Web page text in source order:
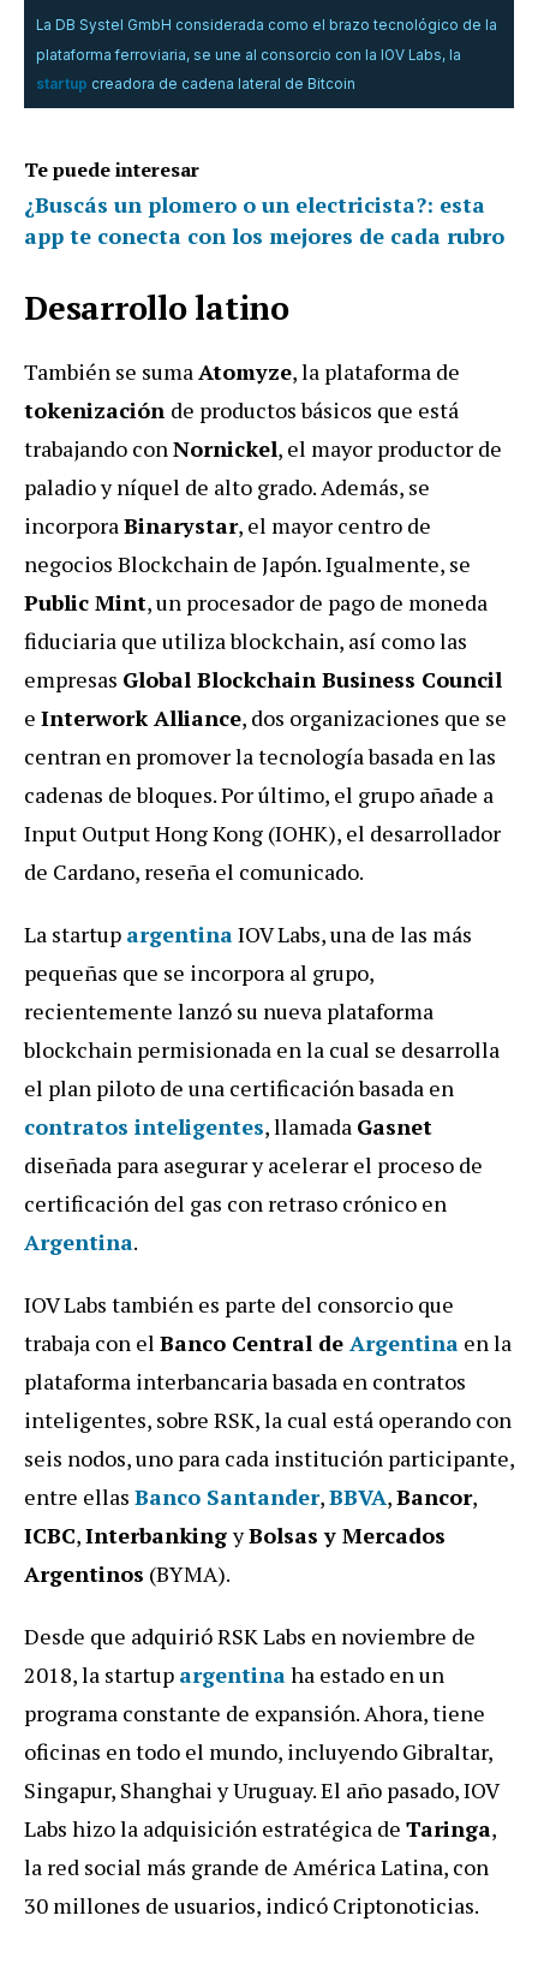
La DB Systel GmbH considerada como el brazo tecnológico de la
plataforma ferroviaria, se une al consorcio con la IOV Labs, la
startup creadora de cadena lateral de Bitcoin
Te puede interesar
¿Buscás un plomero o un electricista?: esta
app te conecta con los mejores de cada rubro
Desarrollo latino
También se sumaAtomyze, la plataforma de
tokenización de productos básicos que está
trabajando conNornickel, el mayor productor de
paladio y níquel de alto grado. Además, se
incorporaBinarystar, el mayor centro de
negocios Blockchain de Japón. Igualmente, se
Public Mint, un procesador de pago de moneda
fiduciaria que utiliza blockchain, así como las
empresas Global Blockchain Business Council
e Interwork Alliance, dos organizaciones que se
centran en promover la tecnología basada en las
cadenas de bloques. Por último, el grupo añade a
Input Output Hong Kong (IOHK), el desarrollador
de Cardano, reseña el comunicado.
La startup argentinaIOV Labs, una de las más
pequeñas que se incorpora al grupo,
recientemente lanzó su nueva plataforma
blockchain permisionada en la cual se desarrolla
el plan piloto de una certificación basada en
contratos inteligentes, llamada Gasnet
diseñada para asegurar y acelerar el proceso de
certificación del gas con retraso crónico en
Argentina.
IOV Labs también es parte del consorcio que
trabaja con el Banco Central de Argentina en la
plataforma interbancaria basada en contratos
inteligentes, sobre RSK, la cual está operando con
seis nodos, uno para cada institución participante,
entre ellas Banco Santander,BBVA,Bancor,
ICBC,InterbankingyBolsas y Mercados
Argentinos (BYMA).
Desde que adquirió RSK Labs en noviembre de
2018, la startup argentinaha estado en un
programa constante de expansión. Ahora, tiene
oficinas en todo el mundo, incluyendo Gibraltar,
Singapur, Shanghai y Uruguay. El año pasado, IOV
Labs hizo la adquisición estratégica de Taringa,
la red social más grande de América Latina, con
30 millones de usuarios, indicó Criptonoticias.